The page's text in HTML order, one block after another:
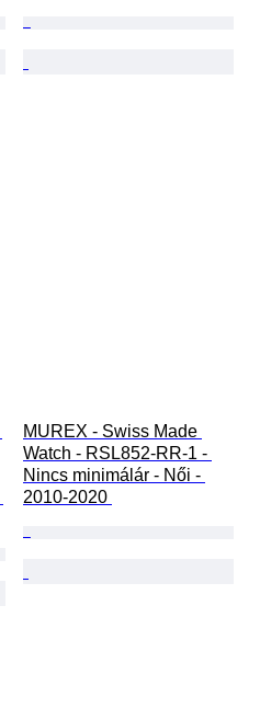
MUREX - Swiss Made
Watch - RSL852-RR-1 -
Nincs minimálár - Női -
2010-2020